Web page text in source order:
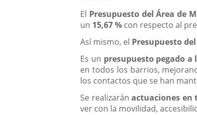
El Presupuesto del Área de
un 15,67 % con respecto al
Así mismo, el Presupuesto
Es un presupuesto pegado
en todos los barrios,
los contactos que se han
Se realizaránactuaciones en
ver con la movilidad,